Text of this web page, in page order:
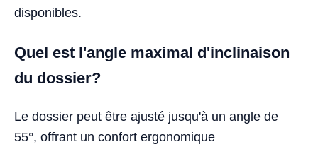
disponibles.
Quel est l'angle maximal d'inclinaison
du dossier?
Le dossier peut être ajusté jusqu'à un angle de
55°, offrant un confort ergonomique